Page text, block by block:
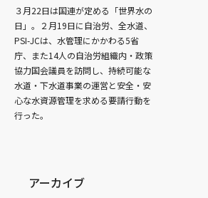
３月22日は国連が定める「世界水の
日」。２月19日に自治労、全水道、
PSI-JCは、水管理にかかわる5省
庁、また14人の自治労組織内・政策
協力国会議員を訪問し、持続可能な
水道・下水道事業の運営と安全・安
心な水資源管理を求める要請行動を
行った。
アーカイブ